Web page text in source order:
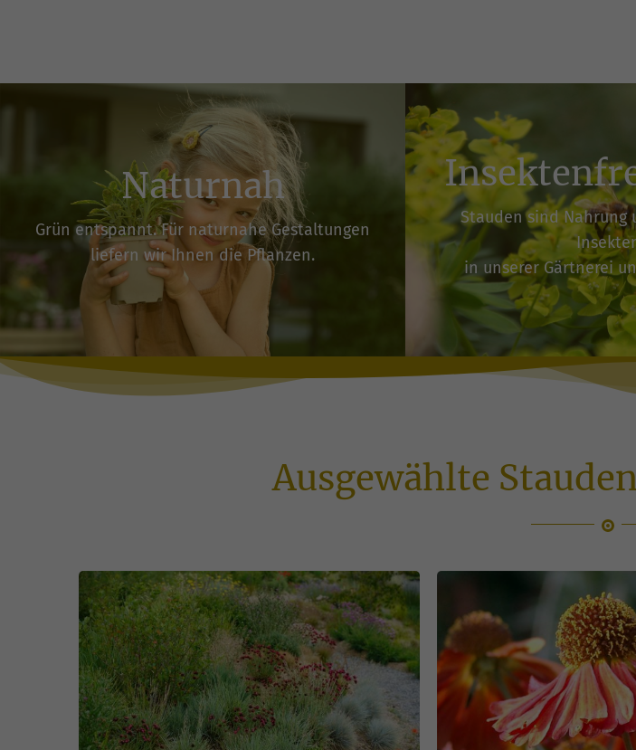
Naturnah
Grün entspannt. Für naturnahe Gestaltungen
liefern wir Ihnen die Pflanzen.
Stauden sind
in unserer Gärtnerei
Ausgewählte